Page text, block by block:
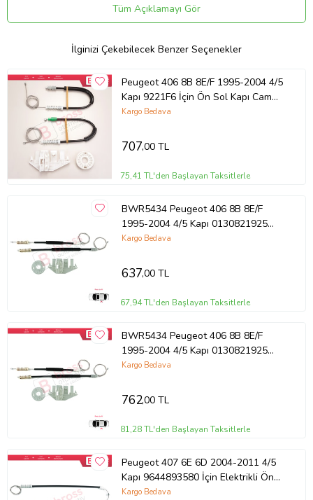
kcm9143806Tüm Açıklamayı Gör
İlginizi Çekebilecek Benzer Seçenekler
Peugeot 406 8B 8E/F 1995-2004 4/5
Kapı 9221F6 İçin Ön Sol Kapı Cam
Kriko Tamir Seti
Kargo Bedava
707,00 TL
75,41 TL'den Başlayan Taksitlerle
BWR5434 Peugeot 406 8B 8E/F
1995-2004 4/5 Kapı 0130821925
İçin Arka Sol Kapı Cam Kriko Tamir
Kargo Bedava
637,00 TL
67,94 TL'den Başlayan Taksitlerle
BWR5434 Peugeot 406 8B 8E/F
1995-2004 4/5 Kapı 0130821925
İçin Arka Sol Kapı Cam Kriko Tamir
Kargo Bedava
762,00 TL
81,28 TL'den Başlayan Taksitlerle
Peugeot 407 6E 6D 2004-2011 4/5
Kapı 9644893580 İçin Elektrikli Ön
Sol Cam Kriko Tamir Seti
Kargo Bedava